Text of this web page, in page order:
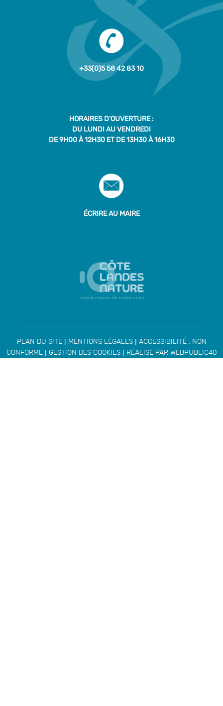
+33(0)5 58 42 83 10
HORAIRES D'OUVERTURE :
DU LUNDI AU VENDREDI
DE 9H00 À 12H30 ET DE 13H30 À 16H30
ÉCRIRE AU MAIRE
PLAN DU SITE| MENTIONS LÉGALES| ACCESSIBILITÉ : NON
CONFORME| GESTION DES COOKIES| RÉALISÉ PAR WEBPUBLIC40